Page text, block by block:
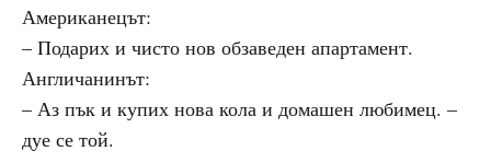
Американецът:
– Подарих и чисто нов обзаведен апартамент.
Англичанинът:
– Аз пък и купих нова кола и домашен любимец. –
дуе се той.